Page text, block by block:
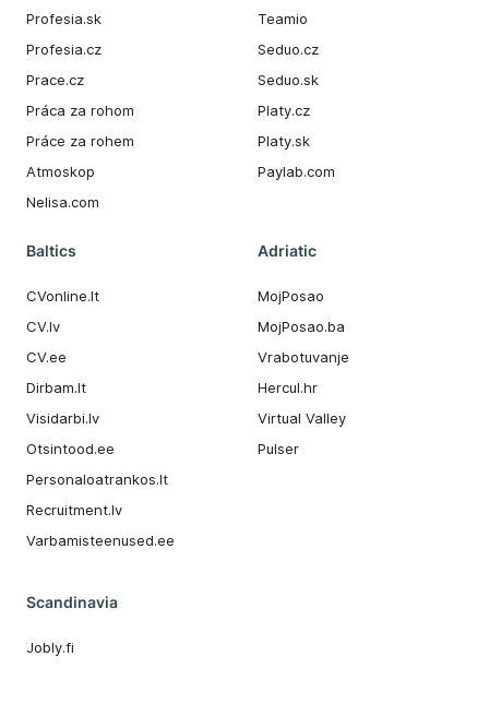
Profesia.sk
Profesia.cz
Prace.cz
Práca za rohom
Práce za rohem
Atmoskop
Nelisa.com
Teamio
Seduo.cz
Seduo.sk
Platy.cz
Platy.sk
Paylab.com
Baltics
CVonline.lt
CV.lv
CV.ee
Dirbam.It
Visidarbi.lv
Otsintood.ee
Personaloatrankos.lt
Recruitment.lv
Varbamisteenused.ee
Adriatic
MojPosao
MojPosao.ba
Vrabotuvanje
Hercul.hr
Virtual Valley
Pulser
Scandinavia
Jobly.fi